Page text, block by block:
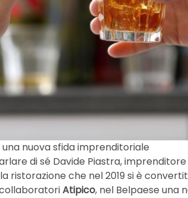
nuova sfida imprenditoriale
di sé Davide Piastra,
ristorazione che nel 2019 si è
Atipico, nel Belpaese una